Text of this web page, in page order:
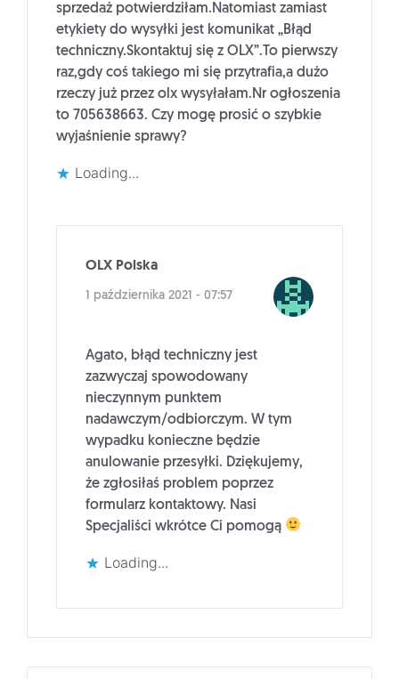
sprzedaż potwierdziłam.Natomiast zamiast
etykiety do wysyłki jest komunikat „Błąd
techniczny.Skontaktuj się z OLX”.To pierwszy
raz,gdy coś takiego mi się przytrafia,a dużo
rzeczy już przez olx wysyłałam.Nr ogłoszenia
to 705638663. Czy mogę prosić o szybkie
wyjaśnienie sprawy?
Loading...
OLX Polska
1 października 2021 - 07:57
Agato, błąd techniczny jest
zazwyczaj spowodowany
nieczynnym punktem
nadawczym/odbiorczym. W tym
wypadku konieczne będzie
anulowanie przesyłki. Dziękujemy,
że zgłosiłaś problem poprzez
formularz kontaktowy. Nasi
Specjaliści wkrótce Ci pomogą
Loading...